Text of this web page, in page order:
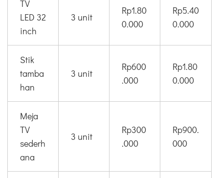
TV
LED 32
inch
3 unit
Rp1.80
0.000
Rp5.40
0.000
Stik
tamba
han
3 unit
Rp600
.000
Rp1.80
0.000
Meja
TV
sederh
ana
3 unit
Rp300
.000
Rp900.
000